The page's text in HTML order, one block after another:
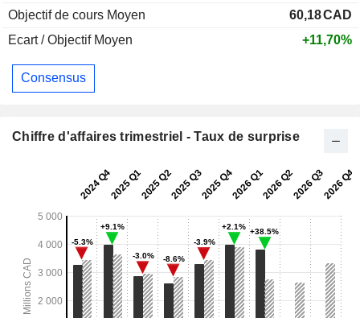
Objectif de cours Moyen
60,18CAD
Ecart / Objectif Moyen
+11,70%
Consensus
Chiffre d'affaires trimestriel - Taux de surprise